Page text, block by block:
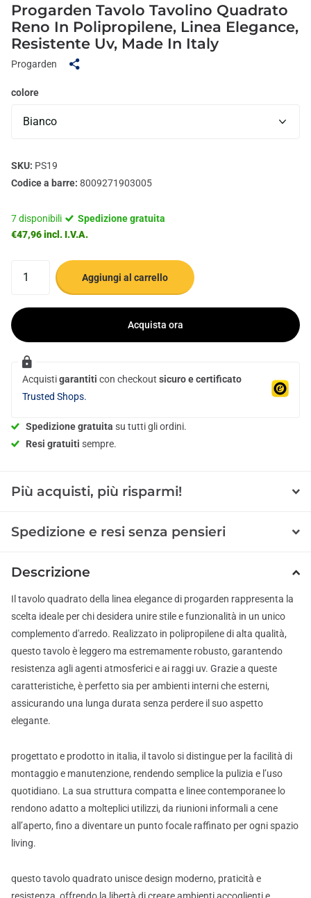
Progarden Tavolo Tavolino Quadrato
Reno In Polipropilene, Linea Elegance,
Resistente Uv, Made In Italy
Progarden
colore
SKU: PS19
Codice a barre: 8009271903005
7 disponibili
Spedizione gratuita
€47,96 incl. I.V.A.
Aggiungi al carrello
Acquista ora
Acquistigarantiti con checkout sicuro e certificato
Trusted Shops.
Spedizione gratuita su tutti gli ordini.
Resi gratuiti sempre.
Più acquisti, più risparmi!
Spedizione e resi senza pensieri
Descrizione
Il tavolo quadrato della linea elegance di progarden rappresenta la
scelta ideale per chi desidera unire stile e funzionalità in un unico
complemento d'arredo. Realizzato in polipropilene di alta qualità,
questo tavolo è leggero ma estremamente robusto, garantendo
resistenza agli agenti atmosferici e ai raggi uv. Grazie a queste
caratteristiche, è perfetto sia per ambienti interni che esterni,
assicurando una lunga durata senza perdere il suo aspetto
elegante.
progettato e prodotto in italia, il tavolo si distingue per la facilità di
montaggio e manutenzione, rendendo semplice la pulizia e l’uso
quotidiano. La sua struttura compatta e linee contemporanee lo
rendono adatto a molteplici utilizzi, da riunioni informali a cene
all’aperto, fino a diventare un punto focale raffinato per ogni spazio
living.
questo tavolo quadrato unisce design moderno, praticità e
resistenza, offrendo la libertà di creare ambienti accoglienti e